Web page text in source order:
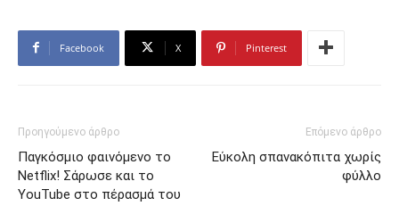
Facebook X Pinterest
Προηγούμενο άρθρο
Παγκόσμιο φαινόμενο το
Netflix! Σάρωσε και το
YouTube στο πέρασμά του
Επόμενο άρθρο
Εύκολη σπανακόπιτα χωρίς
φύλλο